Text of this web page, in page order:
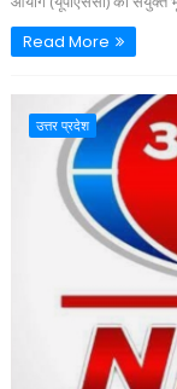
Read More
उत्तर प्रदेश